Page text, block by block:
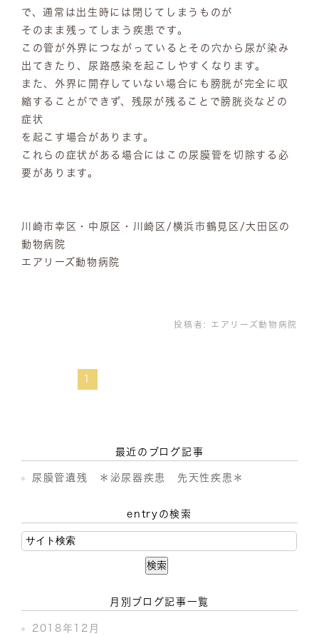
で、通常は出生時には閉じてしまうものが
そのまま残ってしまう疾患です。
この管が外界につながっているとその穴から尿が染み
出てきたり、尿路感染を起こしやすくなります。
また、外界に開存していない場合にも膀胱が完全に収
縮することができず、残尿が残ることで膀胱炎などの
症状
を起こす場合があります。
これらの症状がある場合にはこの尿膜管を切除する必
要があります。
川崎市幸区・中原区・川崎区/横浜市鶴見区/大田区の
動物病院
エアリーズ動物病院
投稿者: エアリーズ動物病院
1
最近のブログ記事
尿膜管遺残 ＊泌尿器疾患 先天性疾患＊
entryの検索
月別ブログ記事一覧
2018年12月